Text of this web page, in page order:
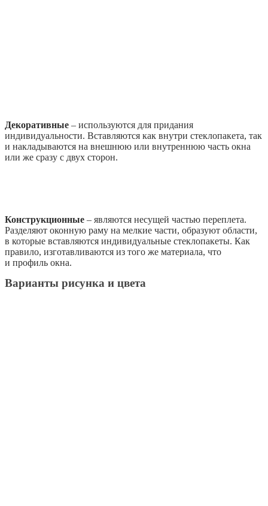
Декоративные – используются для придания
индивидуальности. Вставляются как внутри стеклопакета, так
и накладываются на внешнюю или внутреннюю часть окна
или же сразу с двух сторон.
Конструкционные – являются несущей частью переплета.
Разделяют оконную раму на мелкие части, образуют области,
в которые вставляются индивидуальные стеклопакеты. Как
правило, изготавливаются из того же материала, что
и профиль окна.
Варианты рисунка и цвета